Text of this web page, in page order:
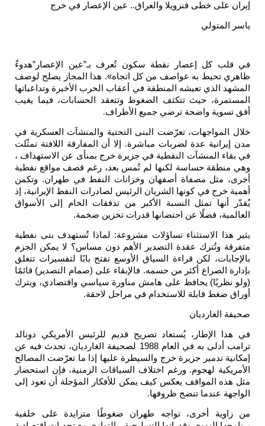
إيران على خطى فنزويلا والعراق.. عين الإعصار في خرج
ياسر المتولي
في قلب كل إعصار نقطة سكون تُعرف بـ”عين الإعصار”هدوءٌ
ظاهري تحيط به عواصف من كل اتجاه». هذا المجاز يصلح لوصف
المشهد الذي تعيشه المنطقة في أعقاب الحرب الأخيرة وتداعياتها
المستمرة، حيث تتكثف الضغوط وتتعقد الحسابات، فيما يغيب
أفق تسوية واضحة ترضي جميع الأطراف.
خلال المواجهات، تعرّضت البنى التحتية والمنشآت العسكرية في
مدن إيرانية عدة لضربات مباشرة. إلا أن المفارقة اللافتة تمثّلت
في بقاء المنشآت النفطية في جزيرة خرج بمنأى عن الاستهداف ،
وهي منطقة حساسة لكنها لم تُمس بعد، رغم قصف مواقع نفطية
أخرى، مثل مصفاة أصفهان وخزانات النفط في طهران. وتكمن
أهمية خرج في كونها الشريان الرئيس لصادرات النفط الإيرانية، إذ
يُقدّر أنها تمثل النسبة الأكبر من تدفقات الخام إلى الأسواق
العالمية، فضلًا عن احتضانها قدرات تخزين ضخمة.
يثير هذا الاستثناء تساؤلات مشروعة: لماذا تُستهدف بنى نفطية
متفرقة وتُترك عقدة التصدير الأهم دون مساس؟ لا يمكن الجزم
بالإجابات، لكن قراءة السياق الأوسع تفتح بابًا لتفسيرات تتعلق
بإدارة الصراع أكثر من حسمه. فالإبقاء على (صمام التصدير) قائمًا
(ولو نظريًا) يحافظ على هامش مناورة سياسي واقتصادي، ويترك
أوراق ضغط قابلة للاستخدام في مراحل لاحقة.
صحيفة الغارديان
في هذا الإطار، يُستعاد تصريح قديم للرئيس الأمريكي دونالد
ترامب أدلى به في العام 1988 لصحيفة الغارديان، تحدث فيه عن
إمكانية تدمير جزيرة خرج والسيطرة عليها إذا ما تعرّضت المصالح
الأمريكية لهجوم. ورغم اختلاف السياقات الزمنية، فإن استحضار
مثل هذه المواقف يعكس كيف يمكن للأفكار المؤجلة أن تعود إلى
الواجهة عندما تنضج ظروفها.
من زاوية أخرى، تواجه طهران ضغوطًا متزايدة على خلفية